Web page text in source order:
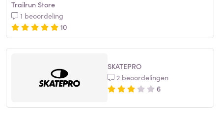
Trailrun Store
1 beoordeling
10
SKATEPRO
2 beoordelingen
6